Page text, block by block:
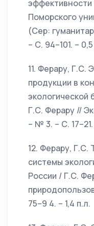
Поморского
(Сер:
– С. 94–101. –
11. Ферару, Г.С.
продукции в
экологической
Г.С. Ферару //
– № 3. – С.
12. Ферару, Г.С.
системы
России / Г.С.
75–9 4. – 1,4 п.л.